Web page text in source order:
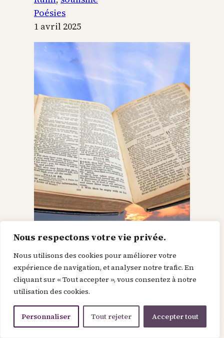
Nous respectons votre vie privée.
Nous utilisons des cookies pour améliorer votre
expérience de navigation, et analyser notre trafic. En
cliquant sur « Tout accepter », vous consentez à notre
utilisation des cookies.
Personnaliser Tout rejeter Accepter tout
Ney
Poésies
1 avril 2025
Les saintes écritures
nous conduisent au
ciel